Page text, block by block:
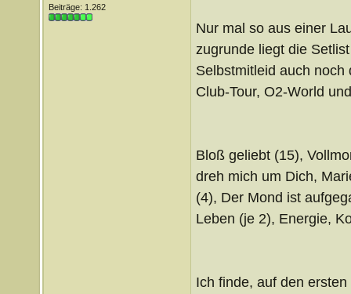
Beiträge: 1.262
Nur mal so aus einer
zugrunde liegt die
Selbstmitleid auch
Club-Tour, O2-World
Bloß geliebt (15),
dreh mich um Dich,
(4), Der Mond ist
Leben (je 2), Energie,
Ich finde, auf den